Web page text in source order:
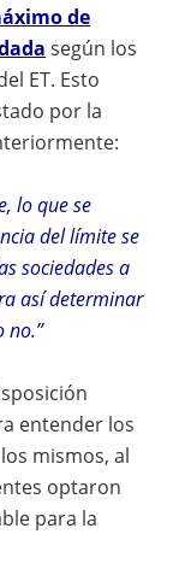
de
según los
ET. Esto
por la
lo que se
del límite se
sociedades a
así determinar
no.”
entender los
mismos, al
optaron
para la